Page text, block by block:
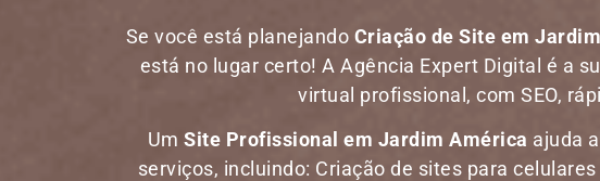
Se você está planejando Criação de Site em
está no lugar certo! A Agência Expert Digital é a
virtual profissional, com SEO,
UmSite Profissional em Jardim América ajuda
serviços, incluindo: Criação de sites para